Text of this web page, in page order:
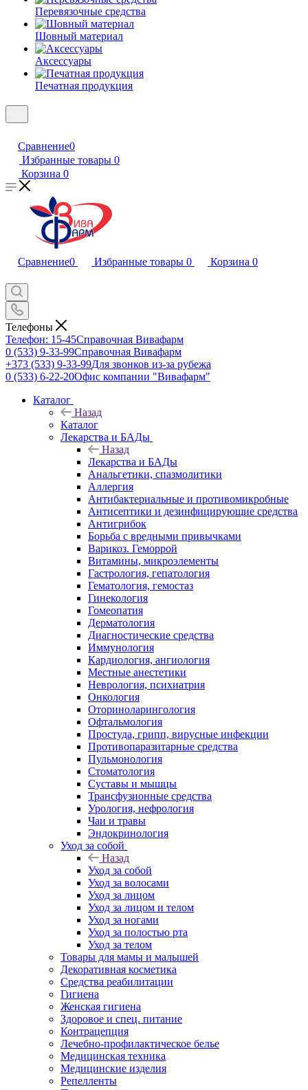
Перевязочные средства
Шовный материал
Аксессуары
Печатная продукция
Сравнение0
Избранные товары 0
Корзина 0
Сравнение0 Избранные товары 0 Корзина 0
Телефоны
Телефон: 15-45Справочная Вивафарм
0 (533) 9-33-99Справочная Вивафарм
+373 (533) 9-33-99Для звонков из-за рубежа
0 (533) 6-22-20Офис компании "Вивафарм"
Каталог
Назад
Каталог
Лекарства и БАДы
Назад
Лекарства и БАДы
Анальгетики, спазмолитики
Аллергия
Антибактериальные и противомикробные
Антисептики и дезинфицирующие средства
Антигрибок
Борьба с вредными привычками
Варикоз. Геморрой
Витамины, микроэлементы
Гастрология, гепатология
Гематология, гемостаз
Гинекология
Гомеопатия
Дерматология
Диагностические средства
Иммунология
Кардиология, ангиология
Местные анестетики
Неврология, психиатрия
Онкология
Оториноларингология
Офтальмология
Простуда, грипп, вирусные инфекции
Противопаразитарные средства
Пульмонология
Стоматология
Суставы и мышцы
Трансфузионные средства
Урология, нефрология
Чаи и травы
Эндокринология
Уход за собой
Назад
Уход за собой
Уход за волосами
Уход за лицом
Уход за лицом и телом
Уход за ногами
Уход за полостью рта
Уход за телом
Товары для мамы и малышей
Декоративная косметика
Средства реабилитации
Гигиена
Женская гигиена
Здоровое и спец. питание
Контрацепция
Лечебно-профилактическое белье
Медицинская техника
Медицинские изделия
Репелленты